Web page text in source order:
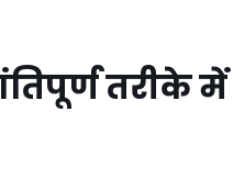
तरीके में